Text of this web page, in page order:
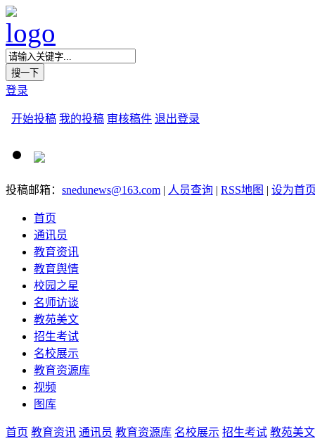
登录
开始投稿 我的投稿 审核稿件 退出登录
投稿邮箱： snedunews@163.com | 人员查询 | RSS地图 | 设为首
首页
通讯员
教育资讯
教育舆情
校园之星
名师访谈
教苑美文
招生考试
名校展示
教育资源库
视频
图库
首页 教育资讯 通讯员 教育资源库 名校展示 招生考试 教苑美文